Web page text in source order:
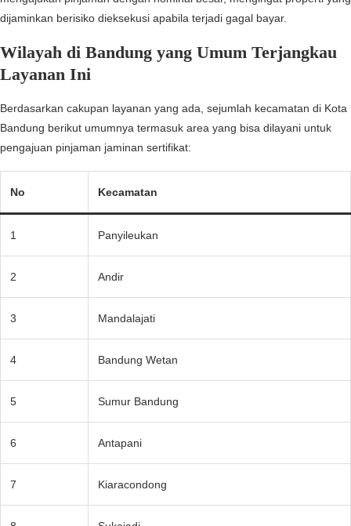
dijaminkan berisiko dieksekusi apabila terjadi gagal bayar.
Wilayah di Bandung yang Umum Terjangkau
Layanan Ini
Berdasarkan cakupan layanan yang ada, sejumlah kecamatan di Kota
Bandung berikut umumnya termasuk area yang bisa dilayani untuk
pengajuan pinjaman jaminan sertifikat:
No Kecamatan
1 Panyileukan
2 Andir
3 Mandalajati
4 Bandung Wetan
5 Sumur Bandung
6 Antapani
7 Kiaracondong